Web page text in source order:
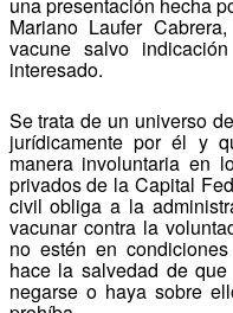
Mariano Laufer
vacune salvo
interesado.
Se trata de un universo
jurídicamente por él y
manera involuntaria en
privados de la Capital
civil obliga a la
vacunar contra la
no estén en
hace la salvedad de
negarse o haya sobre